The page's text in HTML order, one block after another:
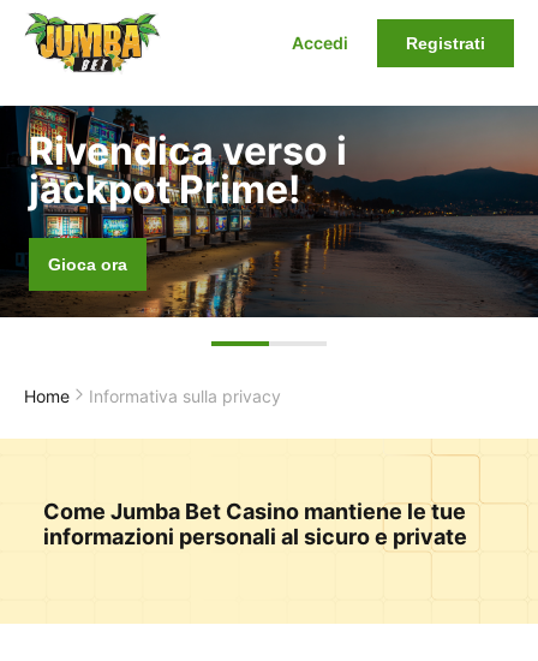
Accedi Registrati
Rivendica verso i
jackpot Prime!
Gioca ora
Home Informativa sulla privacy
Come Jumba Bet Casino mantiene le tue
informazioni personali al sicuro e private